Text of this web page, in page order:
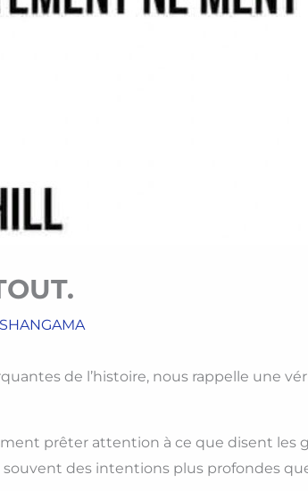
de l’histoire, nous rappelle une
prêter attention à ce que disent les
des intentions plus profondes